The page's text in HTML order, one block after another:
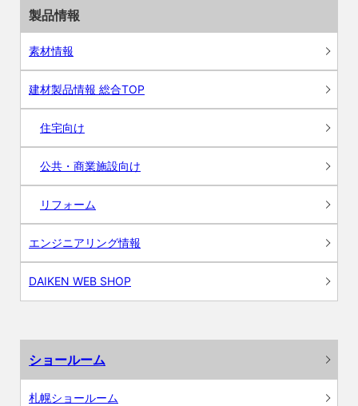
製品情報
素材情報
建材製品情報 総合TOP
住宅向け
公共・商業施設向け
リフォーム
エンジニアリング情報
DAIKEN WEB SHOP
ショールーム
札幌ショールーム